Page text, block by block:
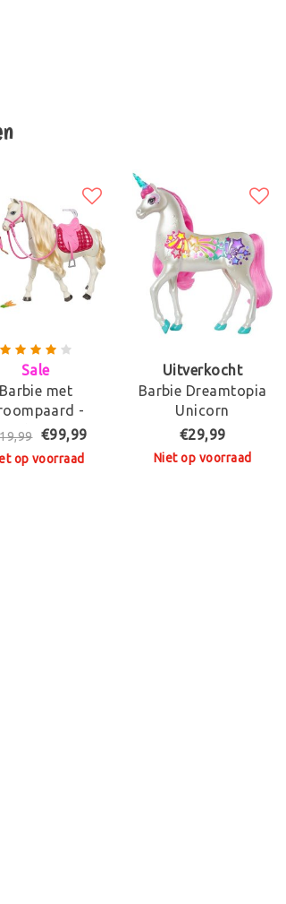
Sale
Barbie met
-
Barbiepop
€99,99
op voorraad
Uitverkocht
Barbie Dreamtopia
Unicorn
€29,99
Niet op voorraad